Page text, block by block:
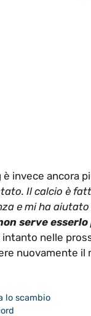
invece ancora
Il calcio è
e mi ha
serve esserlo
nelle
nuovamente il
lo scambio